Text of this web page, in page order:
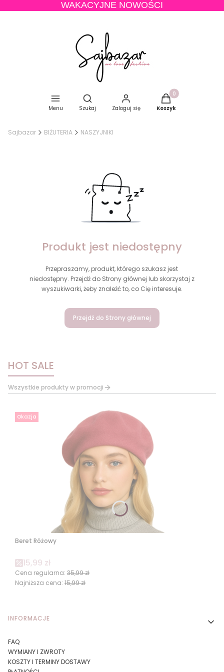
WAKACYJNE NOWOŚCI
Menu
Otwórz wyszukiwarkę
Szukaj Zaloguj się
Produkty w
Koszyk
Sajbazar BIŻUTERIA NASZYJNIKI
Produkt jest niedostępny
Przepraszamy, produkt, którego szukasz jest
niedostępny. Przejdź do Strony głównej lub skorzystaj z
wyszukiwarki, żeby znaleźć to, co Cię interesuje.
Przejdź do Strony głównej
HOT SALE
Wszystkie produkty w promocji
Okazja
Beret Różowy
Cena promocyjna
15,99 zł
Cena regularna: 35,99 zł
Najniższa cena: 15,99 zł
Linki w stopce
INFORMACJE
FAQ
WYMIANY I ZWROTY
KOSZTY I TERMINY DOSTAWY